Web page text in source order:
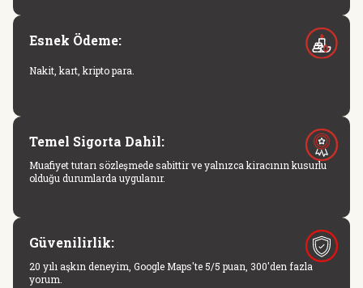
Esnek Ödeme:
Nakit, kart, kripto para.
Temel Sigorta Dahil:
Muafiyet tutarı sözleşmede sabittir ve yalnızca kiracının kusurlu
olduğu durumlarda uygulanır.
Güvenilirlik:
20 yılı aşkın deneyim, Google Maps'te 5/5 puan, 300'den fazla
yorum.